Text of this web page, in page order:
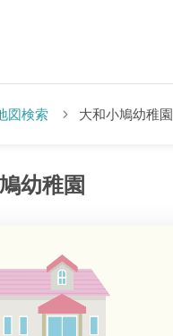
図検索 大和小鳩幼稚園
幼稚園